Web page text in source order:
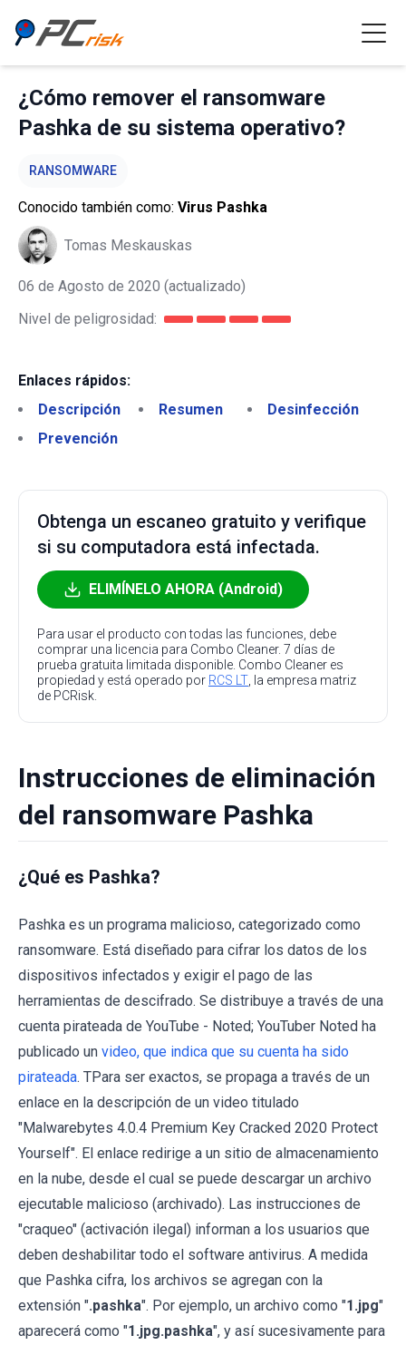
¿Cómo remover el ransomware
Pashka de su sistema operativo?
RANSOMWARE
Conocido también como: Virus Pashka
Tomas Meskauskas
06 de Agosto de 2020 (actualizado)
Nivel de peligrosidad:
Enlaces rápidos:
Descripción
Resumen
Desinfección
Prevención
Obtenga un escaneo gratuito y verifique
si su computadora está infectada.
ELIMÍNELO AHORA (Android)
Para usar el producto con todas las funciones, debe
comprar una licencia para Combo Cleaner. 7 días de
prueba gratuita limitada disponible. Combo Cleaner es
propiedad y está operado por RCS LT , la empresa matriz
de PCRisk.
Instrucciones de eliminación
del ransomware Pashka
¿Qué es Pashka?
Pashka es un programa malicioso, categorizado como
ransomware. Está diseñado para cifrar los datos de los
dispositivos infectados y exigir el pago de las
herramientas de descifrado. Se distribuye a través de una
cuenta pirateada de YouTube - Noted; YouTuber Noted ha
publicado un video, que indica que su cuenta ha sido
pirateada. TPara ser exactos, se propaga a través de un
enlace en la descripción de un video titulado
"Malwarebytes 4.0.4 Premium Key Cracked 2020 Protect
Yourself". El enlace redirige a un sitio de almacenamiento
en la nube, desde el cual se puede descargar un archivo
ejecutable malicioso (archivado). Las instrucciones de
"craqueo" (activación ilegal) informan a los usuarios que
deben deshabilitar todo el software antivirus. A medida
que Pashka cifra, los archivos se agregan con la
extensión ".pashka". Por ejemplo, un archivo como "1.jpg"
aparecerá como "1.jpg.pashka", y así sucesivamente para